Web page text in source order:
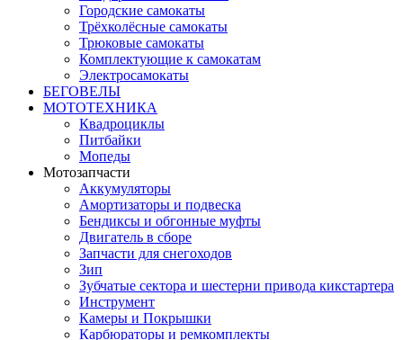
Городские самокаты
Трёхколёсные самокаты
Трюковые самокаты
Комплектующие к самокатам
Электросамокаты
БЕГОВЕЛЫ
МОТОТЕХНИКА
Квадроциклы
Питбайки
Мопеды
Мотозапчасти
Аккумуляторы
Амортизаторы и подвеска
Бендиксы и обгонные муфты
Двигатель в сборе
Запчасти для снегоходов
Зип
Зубчатые сектора и шестерни привода кикстартера
Инструмент
Камеры и Покрышки
Карбюраторы и ремкомплекты